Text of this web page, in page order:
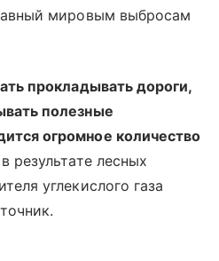
мировым выбросам
прокладывать дороги,
полезные
огромное количество
результате лесных
углекислого газа